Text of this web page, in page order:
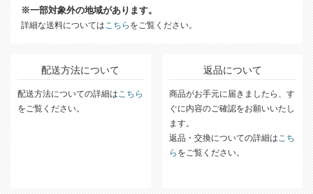
※一部対象外の地域があります。
詳細な送料についてはこちら をご覧ください。
配送方法について
配送方法についての詳細はこちら
をご覧ください。
返品について
商品がお手元に届きましたら、す
ぐに内容のご確認をお願いいたし
ます。
返品・交換についての詳細はこち
ら をご覧ください。